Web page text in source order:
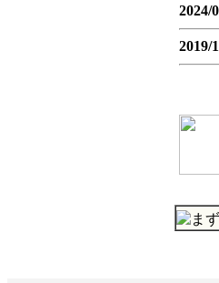
2024/
2019/